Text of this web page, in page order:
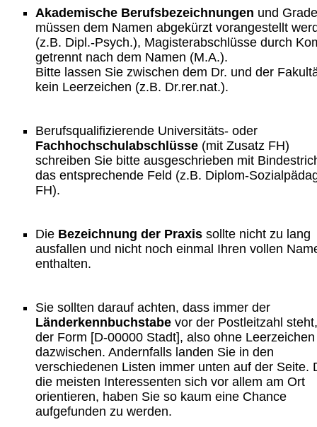
Akademische Berufsbezeichnungen und Grade
müssen dem Namen abgekürzt vorangestellt
(z.B. Dipl.-Psych.), Magisterabschlüsse durch
getrennt nach dem Namen (M.A.).
Bitte lassen Sie zwischen dem Dr. und der
kein Leerzeichen (z.B. Dr.rer.nat.).
Berufsqualifizierende Universitäts- oder
Fachhochschulabschlüsse (mit Zusatz FH)
schreiben Sie bitte ausgeschrieben mit
das entsprechende Feld (z.B. Diplom-
FH).
Die Bezeichnung der Praxis sollte nicht zu lang
ausfallen und nicht noch einmal Ihren vollen
enthalten.
Sie sollten darauf achten, dass immer der
Länderkennbuchstabe vor der Postleitzahl
der Form [D-00000 Stadt], also ohne Leerzeichen
dazwischen. Andernfalls landen Sie in den
verschiedenen Listen immer unten auf der Seite.
die meisten Interessenten sich vor allem am Ort
orientieren, haben Sie so kaum eine Chance
aufgefunden zu werden.